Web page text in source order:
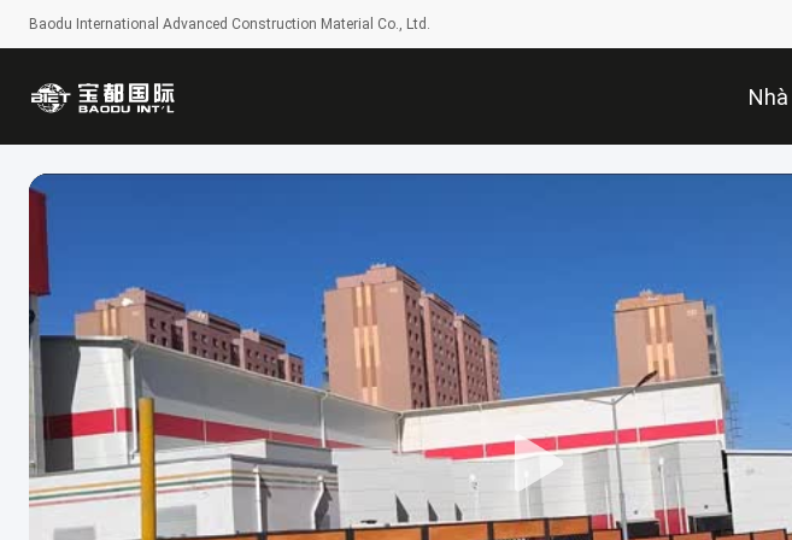
Baodu International Advanced Construction Material Co., Ltd.
Nhà